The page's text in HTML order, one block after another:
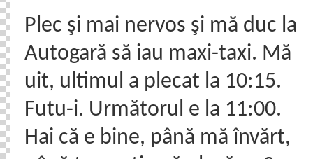
Plec şi mai nervos şi mă duc la
Autogară să iau maxi-taxi. Mă
uit, ultimul a plecat la 10:15.
Futu-i. Următorul e la 11:00.
Hai că e bine, până mă învărt,